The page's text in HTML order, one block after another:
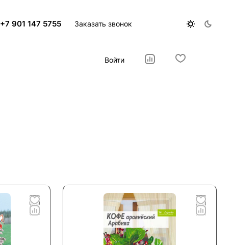
+7 901 147 5755 Заказать звонок
Войти